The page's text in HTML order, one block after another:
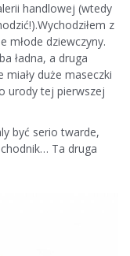
handlowej (wtedy
z
młode dziewczyny.
ładna, a druga
miały duże maseczki
urody tej pierwszej
być serio twarde,
Ta druga